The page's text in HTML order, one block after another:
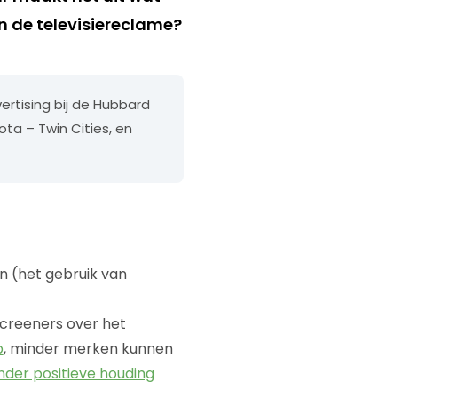
de televisiereclame?
bij de Hubbard
– Twin Cities, en
(het gebruik van
over het
, minder merken kunnen
positieve houding